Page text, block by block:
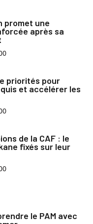
promet une
après sa
priorités pour
et accélérer les
de la CAF : le
fixés sur leur
le PAM avec